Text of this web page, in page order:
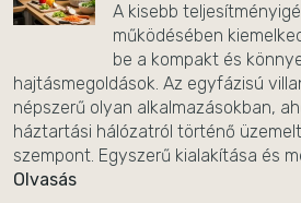
A kisebb
működésében
be a kompakt és
hajtásmegoldások. Az egyfázisú
népszerű olyan alkalmazásokban,
háztartási hálózatról történő
szempont. Egyszerű kialakítása és
Olvasás